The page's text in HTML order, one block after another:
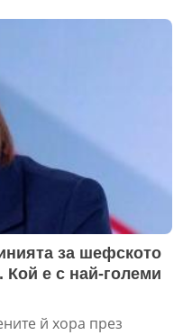
за шефското
е с най-големи
й хора през